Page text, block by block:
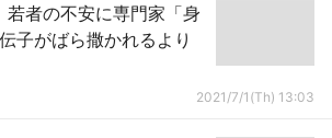
若者の不安に専門家「身
子がばら撒かれるより
2021/7/1(Th) 13:03